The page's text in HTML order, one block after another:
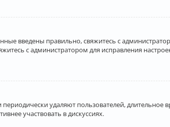
введены правильно, свяжитесь с
с администратором для исправления
удаляют пользователей, длительное
участвовать в дискуссиях.